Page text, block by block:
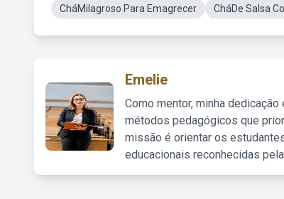
CháMilagroso Para Emagrecer
CháDe Salsa
Emelie
Como mentor, minha
métodos pedagógicos que
missão é orientar os
educacionais reconhecidas